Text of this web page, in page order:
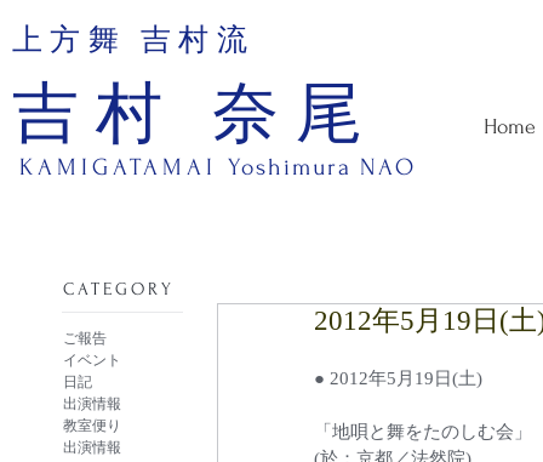
上方舞 吉村流
吉村 奈尾 Home
KAMIGATAMAI Yoshimura NAO
​CATEGORY
ご報告
イベント
日記
出演情報
教室便り
出演情報
2012年5月19日(
● 2012年5月19日(土)
「地唄と舞をたのしむ会」